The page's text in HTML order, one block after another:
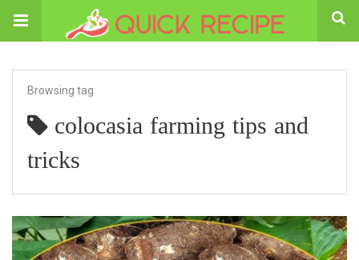
Browsing tag
colocasia farming tips and
tricks